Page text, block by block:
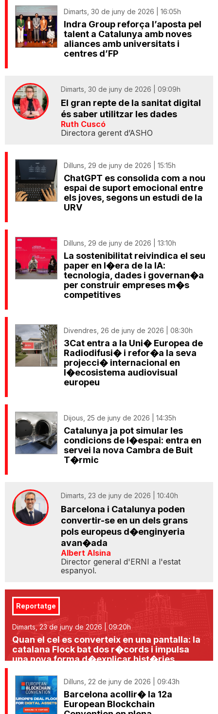
Dimarts, 30 de juny de 2026 | 16:05h
Indra Group reforça l’aposta pel
talent a Catalunya amb noves
aliances amb universitats i
centres d’FP
Dimarts, 30 de juny de 2026 | 09:09h
El gran repte de la sanitat digital
és saber utilitzar les dades
Ruth Cuscó
Directora gerent d’ASHO
Dilluns, 29 de juny de 2026 | 15:15h
ChatGPT es consolida com a nou
espai de suport emocional entre
els joves, segons un estudi de la
URV
Dilluns, 29 de juny de 2026 | 13:10h
La sostenibilitat reivindica el seu
paper en l�era de la IA:
tecnologia, dades i governan�a
per construir empreses m�s
competitives
Divendres, 26 de juny de 2026 | 08:30h
3Cat entra a la Uni� Europea de
Radiodifusi� i refor�a la seva
projecci� internacional en
l�ecosistema audiovisual
europeu
Dijous, 25 de juny de 2026 | 14:35h
Catalunya ja pot simular les
condicions de l�espai: entra en
servei la nova Cambra de Buit
T�rmic
Dimarts, 23 de juny de 2026 | 10:40h
Barcelona i Catalunya poden
convertir-se en un dels grans
pols europeus d�enginyeria
avan�ada
Albert Alsina
Director general d'ERNI a l'estat
espanyol.
Reportatge
Dimarts, 23 de juny de 2026 | 09:20h
Quan el cel es converteix en una pantalla: la
catalana Flock bat dos r�cords i impulsa
una nova forma d�explicar hist�ries
Dilluns, 22 de juny de 2026 | 09:43h
Barcelona acollir� la 12a
European Blockchain